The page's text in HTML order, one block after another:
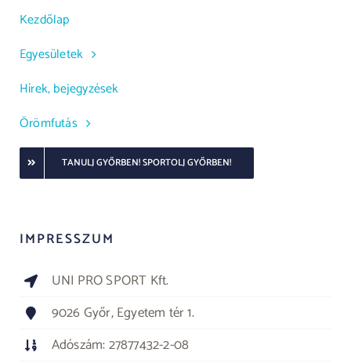
Kezdőlap
Egyesületek
Hírek, bejegyzések
Örömfutás
TANULJ GYŐRBEN! SPORTOLJ GYŐRBEN!
IMPRESSZUM
UNI PRO SPORT Kft.
9026 Győr, Egyetem tér 1.
Adószám: 27877432-2-08